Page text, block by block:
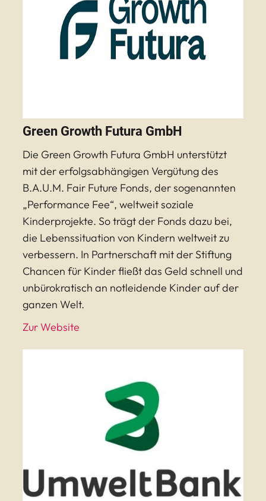
Green Growth Futura GmbH
Die Green Growth Futura GmbH unterstützt
mit der erfolgsabhängigen Vergütung des
B.A.U.M. Fair Future Fonds, der sogenannten
„Performance Fee“, weltweit soziale
Kinderprojekte. So trägt der Fonds dazu bei,
die Lebenssituation von Kindern weltweit zu
verbessern. In Partnerschaft mit der Stiftung
Chancen für Kinder fließt das Geld schnell und
unbürokratisch an notleidende Kinder auf der
ganzen Welt.
Zur Website